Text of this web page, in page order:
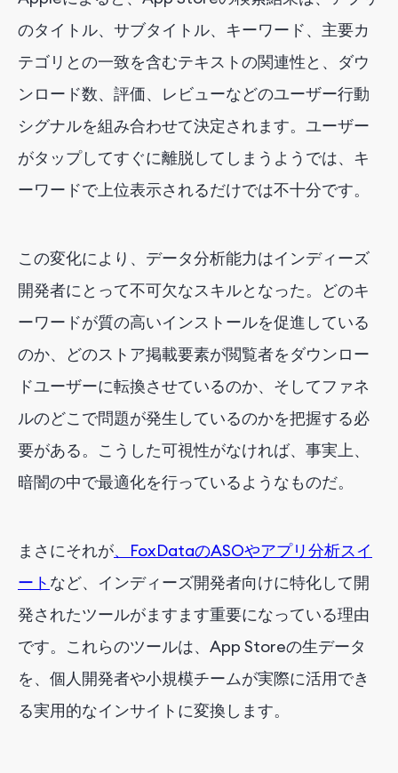
のタイトル、サブタイトル、キーワード、主要カ
テゴリとの一致を含むテキストの関連性と、ダウ
ンロード数、評価、レビューなどのユーザー行動
シグナルを組み合わせて決定されます。ユーザー
がタップしてすぐに離脱してしまうようでは、キ
ーワードで上位表示されるだけでは不十分です。
この変化により、データ分析能力はインディーズ
開発者にとって不可欠なスキルとなった。どのキ
ーワードが質の高いインストールを促進している
のか、どのストア掲載要素が閲覧者をダウンロー
ドユーザーに転換させているのか、そしてファネ
ルのどこで問題が発生しているのかを把握する必
要がある。こうした可視性がなければ、事実上、
暗闇の中で最適化を行っているようなものだ。
まさにそれが、FoxDataのASOやアプリ分析スイ
ート など、インディーズ開発者向けに特化して開
発されたツールがますます重要になっている理由
です。これらのツールは、App Storeの生データ
を、個人開発者や小規模チームが実際に活用でき
る実用的なインサイトに変換します。